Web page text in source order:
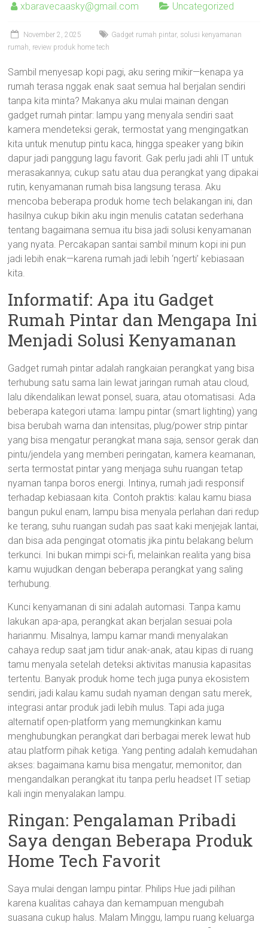
xbaravecaasky@gmail.com Uncategorized
November 2, 2025
Gadget rumah pintar, solusi kenyamanan
rumah, review produk home tech
Sambil menyesap kopi pagi, aku sering mikir—kenapa ya
rumah terasa nggak enak saat semua hal berjalan sendiri
tanpa kita minta? Makanya aku mulai mainan dengan
gadget rumah pintar: lampu yang menyala sendiri saat
kamera mendeteksi gerak, termostat yang mengingatkan
kita untuk menutup pintu kaca, hingga speaker yang bikin
dapur jadi panggung lagu favorit. Gak perlu jadi ahli IT untuk
merasakannya; cukup satu atau dua perangkat yang dipakai
rutin, kenyamanan rumah bisa langsung terasa. Aku
mencoba beberapa produk home tech belakangan ini, dan
hasilnya cukup bikin aku ingin menulis catatan sederhana
tentang bagaimana semua itu bisa jadi solusi kenyamanan
yang nyata. Percakapan santai sambil minum kopi ini pun
jadi lebih enak—karena rumah jadi lebih ‘ngerti’ kebiasaan
kita.
Informatif: Apa itu Gadget
Rumah Pintar dan Mengapa Ini
Menjadi Solusi Kenyamanan
Gadget rumah pintar adalah rangkaian perangkat yang bisa
terhubung satu sama lain lewat jaringan rumah atau cloud,
lalu dikendalikan lewat ponsel, suara, atau otomatisasi. Ada
beberapa kategori utama: lampu pintar (smart lighting) yang
bisa berubah warna dan intensitas, plug/power strip pintar
yang bisa mengatur perangkat mana saja, sensor gerak dan
pintu/jendela yang memberi peringatan, kamera keamanan,
serta termostat pintar yang menjaga suhu ruangan tetap
nyaman tanpa boros energi. Intinya, rumah jadi responsif
terhadap kebiasaan kita. Contoh praktis: kalau kamu biasa
bangun pukul enam, lampu bisa menyala perlahan dari redup
ke terang, suhu ruangan sudah pas saat kaki menjejak lantai,
dan bisa ada pengingat otomatis jika pintu belakang belum
terkunci. Ini bukan mimpi sci-fi, melainkan realita yang bisa
kamu wujudkan dengan beberapa perangkat yang saling
terhubung.
Kunci kenyamanan di sini adalah automasi. Tanpa kamu
lakukan apa-apa, perangkat akan berjalan sesuai pola
harianmu. Misalnya, lampu kamar mandi menyalakan
cahaya redup saat jam tidur anak-anak, atau kipas di ruang
tamu menyala setelah deteksi aktivitas manusia kapasitas
tertentu. Banyak produk home tech juga punya ekosistem
sendiri, jadi kalau kamu sudah nyaman dengan satu merek,
integrasi antar produk jadi lebih mulus. Tapi ada juga
alternatif open-platform yang memungkinkan kamu
menghubungkan perangkat dari berbagai merek lewat hub
atau platform pihak ketiga. Yang penting adalah kemudahan
akses: bagaimana kamu bisa mengatur, memonitor, dan
mengandalkan perangkat itu tanpa perlu headset IT setiap
kali ingin menyalakan lampu.
Ringan: Pengalaman Pribadi
Saya dengan Beberapa Produk
Home Tech Favorit
Saya mulai dengan lampu pintar. Philips Hue jadi pilihan
karena kualitas cahaya dan kemampuan mengubah
suasana cukup halus. Malam Minggu, lampu ruang keluarga